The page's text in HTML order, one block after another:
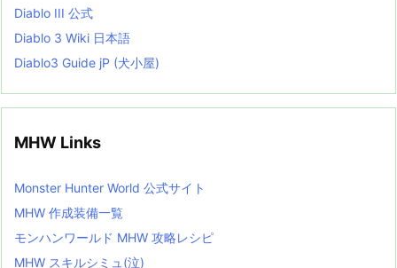
Diablo III 公式
Diablo 3 Wiki 日本語
Diablo3 Guide jP (犬小屋)
MHW Links
Monster Hunter World 公式サイト
MHW 作成装備一覧
モンハンワールド MHW 攻略レシピ
MHW スキルシミュ(泣)